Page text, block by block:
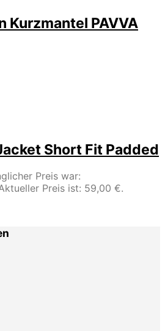
Kurzmantel PAVVA
Short Fit Padded
Preis war:
Preis ist: 59,00 €.